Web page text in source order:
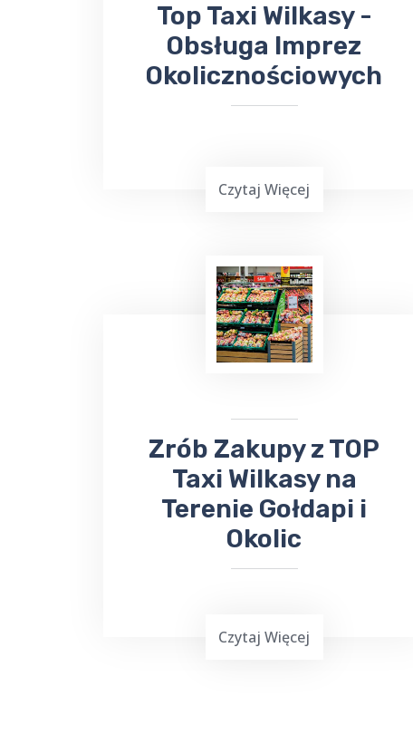
​​Top Taxi Wilkasy -
Obsługa Imprez
Okolicznościowych
Planowanie ważnej imprezy
okolicznościowej,wesele, chrzciny czy
, może być stresującym
doświadczeniem. Dlatego warto
imprez rodzinnych i firmowych.
Czytaj Więcej
​​​Zrób Zakupy z TOP
Taxi Wilkasy na
Terenie Gołdapi i
Okolic
Czytaj Więcej